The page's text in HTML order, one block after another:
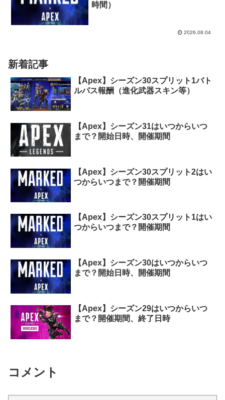
時間）
2026.08.04
新着記事
【Apex】シーズン30スプリット1バト
ルパス報酬（進化武器スキン等）
【Apex】シーズン31はいつからいつ
まで？開始日時、開催期間
【Apex】シーズン30スプリット2はい
つからいつまで？開催期間
【Apex】シーズン30スプリット1はい
つからいつまで？開催期間
【Apex】シーズン30はいつからいつ
まで？開始日時、開催期間
【Apex】シーズン29はいつからいつ
まで？開催期間、終了日時
コメント